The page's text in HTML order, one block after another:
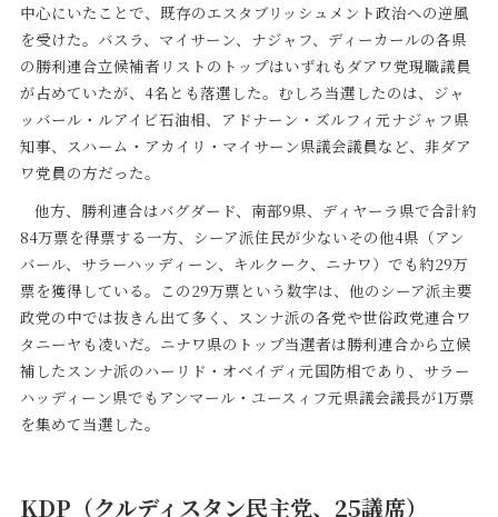
中心にいたことで、既存のエスタブリッシュメント政治への逆風
を受けた。バスラ、マイサーン、ナジャフ、ディーカールの各県
の勝利連合立候補者リストのトップはいずれもダアワ党現職議員
が占めていたが、4名とも落選した。むしろ当選したのは、ジャ
ッバール・ルアイビ石油相、アドナーン・ズルフィ元ナジャフ県
知事、スハーム・アカイリ・マイサーン県議会議員など、非ダア
ワ党員の方だった。
他方、勝利連合はバグダード、南部9県、ディヤーラ県で合計約
84万票を得票する一方、シーア派住民が少ないその他4県（アン
バール、サラーハッディーン、キルクーク、ニナワ）でも約29万
票を獲得している。この29万票という数字は、他のシーア派主要
政党の中では抜きん出て多く、スンナ派の各党や世俗政党連合ワ
タニーヤも凌いだ。ニナワ県のトップ当選者は勝利連合から立候
補したスンナ派のハーリド・オベイディ元国防相であり、サラー
ハッディーン県でもアンマール・ユースィフ元県議会議長が1万票
を集めて当選した。
KDP（クルディスタン民主党、25議席）